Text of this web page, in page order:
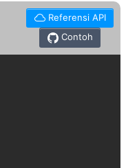
Referensi API
Contoh